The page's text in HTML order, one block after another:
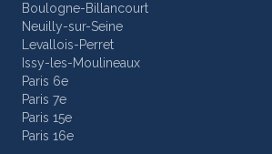
Boulogne-Billancourt
Neuilly-sur-Seine
Levallois-Perret
Issy-les-Moulineaux
Paris 6e
Paris 7e
Paris 15e
Paris 16e